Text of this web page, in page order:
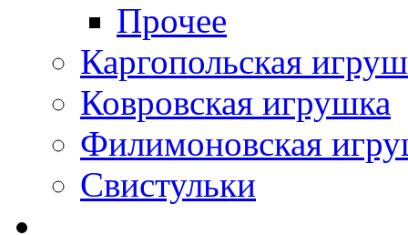
Прочее
Каргопольская
Ковровская игрушка
Филимоновская
Свистульки